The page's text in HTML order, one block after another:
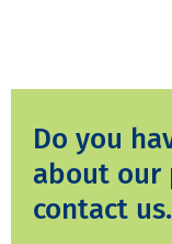
Do you
about our
contact us.